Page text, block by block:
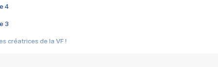
4
3
créatrices de la VF !